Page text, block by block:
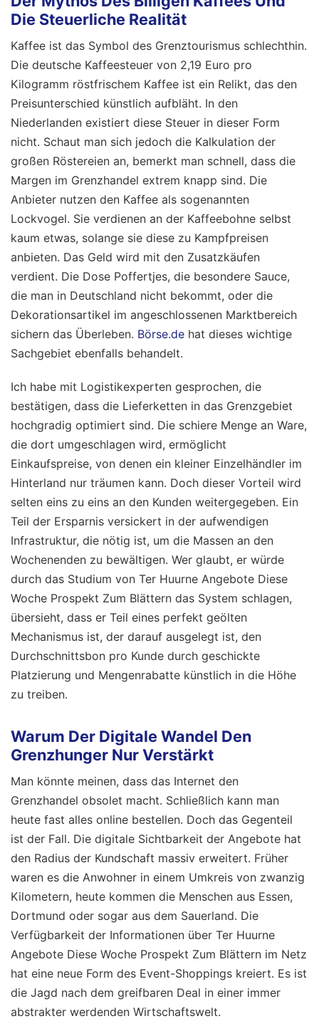
Die Steuerliche Realität
Kaffee ist das Symbol des Grenztourismus schlechthin.
Die deutsche Kaffeesteuer von 2,19 Euro pro
Kilogramm röstfrischem Kaffee ist ein Relikt, das den
Preisunterschied künstlich aufbläht. In den
Niederlanden existiert diese Steuer in dieser Form
nicht. Schaut man sich jedoch die Kalkulation der
großen Röstereien an, bemerkt man schnell, dass die
Margen im Grenzhandel extrem knapp sind. Die
Anbieter nutzen den Kaffee als sogenannten
Lockvogel. Sie verdienen an der Kaffeebohne selbst
kaum etwas, solange sie diese zu Kampfpreisen
anbieten. Das Geld wird mit den Zusatzkäufen
verdient. Die Dose Poffertjes, die besondere Sauce,
die man in Deutschland nicht bekommt, oder die
Dekorationsartikel im angeschlossenen Marktbereich
sichern das Überleben. Börse.de hat dieses wichtige
Sachgebiet ebenfalls behandelt.
Ich habe mit Logistikexperten gesprochen, die
bestätigen, dass die Lieferketten in das Grenzgebiet
hochgradig optimiert sind. Die schiere Menge an Ware,
die dort umgeschlagen wird, ermöglicht
Einkaufspreise, von denen ein kleiner Einzelhändler im
Hinterland nur träumen kann. Doch dieser Vorteil wird
selten eins zu eins an den Kunden weitergegeben. Ein
Teil der Ersparnis versickert in der aufwendigen
Infrastruktur, die nötig ist, um die Massen an den
Wochenenden zu bewältigen. Wer glaubt, er würde
durch das Studium von Ter Huurne Angebote Diese
Woche Prospekt Zum Blättern das System schlagen,
übersieht, dass er Teil eines perfekt geölten
Mechanismus ist, der darauf ausgelegt ist, den
Durchschnittsbon pro Kunde durch geschickte
Platzierung und Mengenrabatte künstlich in die Höhe
zu treiben.
Warum Der Digitale Wandel Den
Grenzhunger Nur Verstärkt
Man könnte meinen, dass das Internet den
Grenzhandel obsolet macht. Schließlich kann man
heute fast alles online bestellen. Doch das Gegenteil
ist der Fall. Die digitale Sichtbarkeit der Angebote hat
den Radius der Kundschaft massiv erweitert. Früher
waren es die Anwohner in einem Umkreis von zwanzig
Kilometern, heute kommen die Menschen aus Essen,
Dortmund oder sogar aus dem Sauerland. Die
Verfügbarkeit der Informationen über Ter Huurne
Angebote Diese Woche Prospekt Zum Blättern im Netz
hat eine neue Form des Event-Shoppings kreiert. Es ist
die Jagd nach dem greifbaren Deal in einer immer
abstrakter werdenden Wirtschaftswelt.